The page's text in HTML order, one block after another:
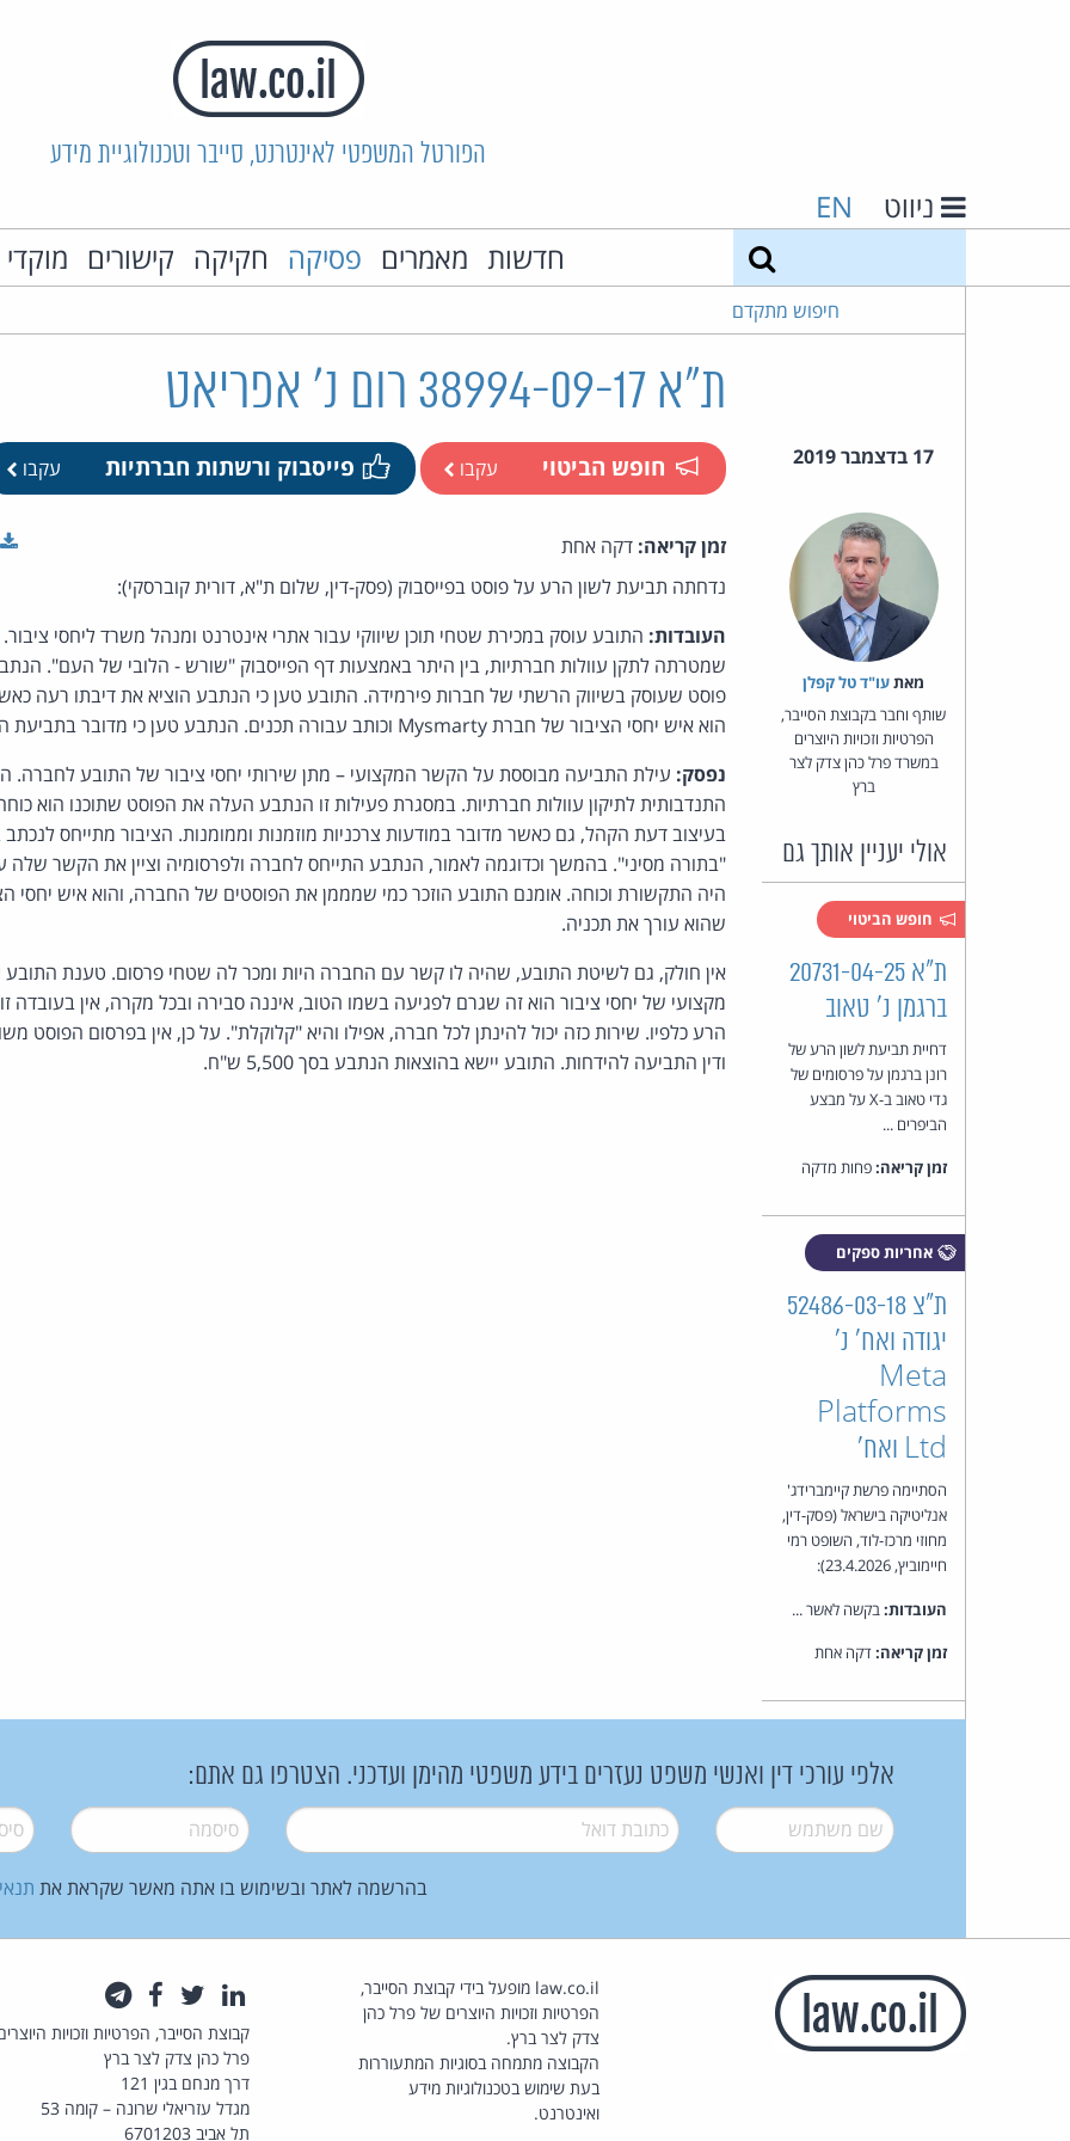
הפורטל המשפטי לאינטרנט, סייבר וטכנולוגיית מידע
ניווט EN
חדשות מאמרים פסיקה חקיקה קישורים
חיפוש מתקדם
ת"א 38994-09-17 רום נ' אפריאט
17 בדצמבר 2019 חופש הביטוי עקבו פייסבוק ורשתות חברתיות עקבו
מאת‏עו"ד טל קפלן
שותף וחבר בקבוצת הסייבר,
הפרטיות וזכויות היוצרים
במשרד פרל כהן צדק לצר
ברץ
אולי יעניין אותך גם
חופש הביטוי
ת"א 20731-04-25
ברגמן נ' טאוב
דחיית תביעת לשון הרע של
רונן ברגמן על פרסומים של
גדי טאוב ב-X על מבצע
הביפרים ...
זמן קריאה:פחות מדקה
אחריות ספקים
ת"צ 52486-03-18
יגודה ואח' נ'
Meta
Platforms
Ltd ואח'
הסתיימה פרשת קיימברידג'
אנליטיקה בישראל (פסק-דין,
מחוזי מרכז-לוד, השופט רמי
חיימוביץ, 23.4.2026):
העובדות:בקשה לאשר ...
זמן קריאה:דקה אחת
זמן קריאה: דקה אחת
נדחתה תביעת לשון הרע על פוסט בפייסבוק (פסק-דין, שלום ת"א, דורית קוברסקי):
העובדות: התובע עוסק במכירת שטחי תוכן שיווקי עבור אתרי אינטרנט ומנהל משרד ליחסי
שמטרתה לתקן עוולות חברתיות, בין היתר באמצעות דף הפייסבוק "שורש - הלובי של העם".
פוסט שעוסק בשיווק הרשתי של חברות פירמידה. התובע טען כי הנתבע הוציא את דיבתו רעה
הוא איש יחסי הציבור של חברת Mysmarty וכותב עבורה תכנים. הנתבע טען כי מדובר בתביעת הפחדה.
נפסק: עילת התביעה מבוססת על הקשר המקצועי – מתן שירותי יחסי ציבור של התובע לחברה.
התנדבותית לתיקון עוולות חברתיות. במסגרת פעילות זו הנתבע העלה את הפוסט שתוכנו הוא
בעיצוב דעת הקהל, גם כאשר מדובר במודעות צרכניות מוזמנות וממומנות. הציבור מתייחס לנכתב
"בתורה מסיני". בהמשך וכדוגמה לאמור, הנתבע התייחס לחברה ולפרסומיה וציין את הקשר
היה התקשורת וכוחה. אומנם התובע הוזכר כמי שמממן את הפוסטים של החברה, והוא איש יחסי
שהוא עורך את תכניה.
אין חולק, גם לשיטת התובע, שהיה לו קשר עם החברה היות ומכר לה שטחי פרסום. טענת התובע
מקצועי של יחסי ציבור הוא זה שגרם לפגיעה בשמו הטוב, איננה סבירה ובכל מקרה, אין בעובדה
הרע כלפיו. שירות כזה יכול להינתן לכל חברה, אפילו והיא "קלוקלת". על כן, אין בפרסום הפוסט
ודין התביעה להידחות. התובע יישא בהוצאות הנתבע בסך 5,500 ש"ח.
אלפי עורכי דין ואנשי משפט נעזרים בידע משפטי מהימן ועדכני. הצטרפו גם אתם:
שם משתמש* דואל* סיסמה*
בהרשמה לאתר ובשימוש בו אתה מאשר שקראת את
law.co.il מופעל בידי קבוצת הסייבר,
הפרטיות וזכויות היוצרים של פרל כהן
צדק לצר ברץ.
הקבוצה מתמחה בסוגיות המתעוררות
בעת שימוש בטכנולוגיות מידע
ואינטרנט.
לינקדאין
טוויטרפייסבוק
קבוצת הסייבר, הפרטיות וזכויות
פרל כהן צדק לצר ברץ
דרך מנחם בגין 121
מגדל עזריאלי שרונה – קומה 53
תל אביב 6701203